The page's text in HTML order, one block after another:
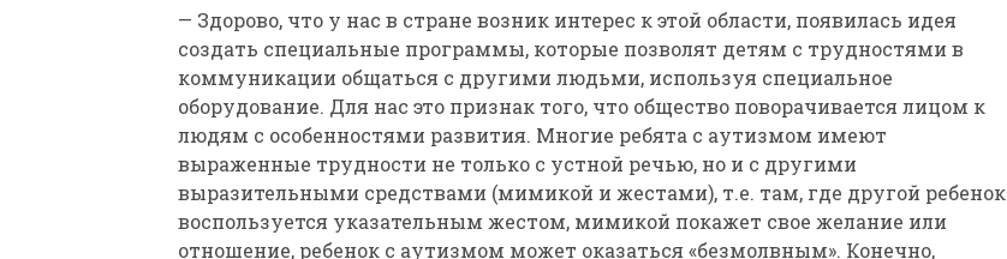
— Здорово, что у нас в стране возник интерес к этой области, появилась идея
создать специальные программы, которые позволят детям с трудностями в
коммуникации общаться с другими людьми, используя специальное
оборудование. Для нас это признак того, что общество поворачивается лицом к
людям с особенностями развития. Многие ребята с аутизмом имеют
выраженные трудности не только с устной речью, но и с другими
выразительными средствами (мимикой и жестами), т.е. там, где другой ребенок
воспользуется указательным жестом, мимикой покажет свое желание или
отношение, ребенок с аутизмом может оказаться «безмолвным». Конечно,